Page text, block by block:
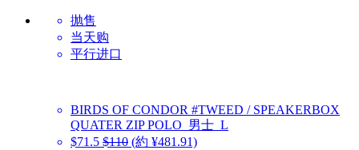
抛售
当天购
平行进口
BIRDS OF CONDOR #TWEED / SPEAKERBOX
QUATER ZIP POLO_男士_L
$71.5 $110 (約 ¥481.91)